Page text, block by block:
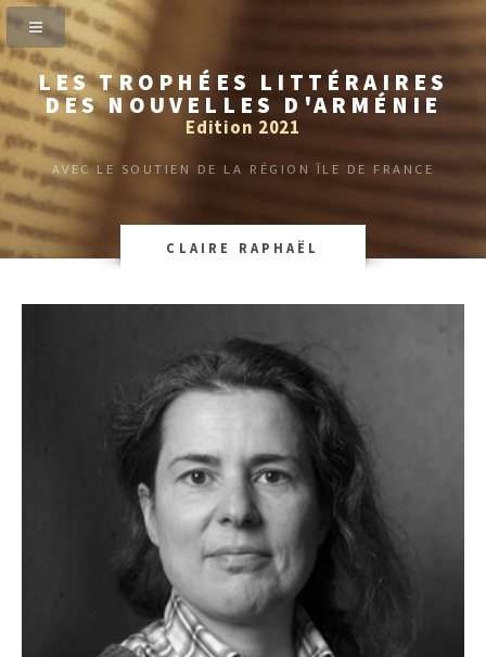
LES TROPHÉES LITTÉRAIRES
DES NOUVELLES D'ARMÉNIE
Edition 2021
AVEC LE SOUTIEN DE LA RÉGION ÎLE DE FRANCE
CLAIRE RAPHAËL